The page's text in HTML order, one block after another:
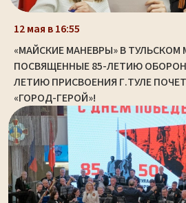
12 мая в 16:55
«МАЙСКИЕ МАНЕВРЫ» В ТУЛЬСКОМ
ПОСВЯЩЕННЫЕ 85-ЛЕТИЮ
ЛЕТИЮ ПРИСВОЕНИЯ Г.ТУЛЕ
«ГОРОД-ГЕРОЙ»!